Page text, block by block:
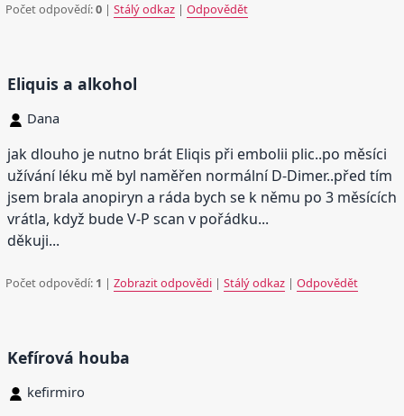
Počet odpovědí:0 |Stálý odkaz |Odpovědět
Eliquis a alkohol
Dana
jak dlouho je nutno brát Eliqis při embolii plic..po měsíci
užívání léku mě byl naměřen normální D-Dimer..před tím
jsem brala anopiryn a ráda bych se k němu po 3 měsících
vrátla, když bude V-P scan v pořádku...
děkuji...
Počet odpovědí: 1 |Zobrazit odpovědi |Stálý odkaz |Odpovědět
Kefírová houba
kefirmiro